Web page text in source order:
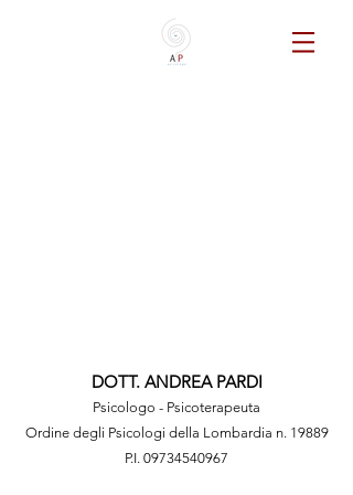
DOTT. ANDREA PARDI
Psicologo - Psicoterapeuta
Ordine degli Psicologi della Lombardia n. 19889
P.I. 09734540967